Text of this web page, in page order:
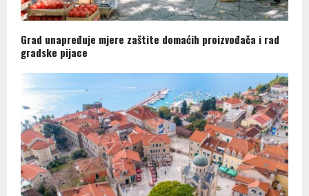
Grad unapređuje mjere zaštite domaćih proizvođača i rad
gradske pijace